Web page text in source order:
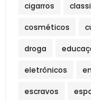
cigarros
cosméticos
droga
eletrônicos
escravos